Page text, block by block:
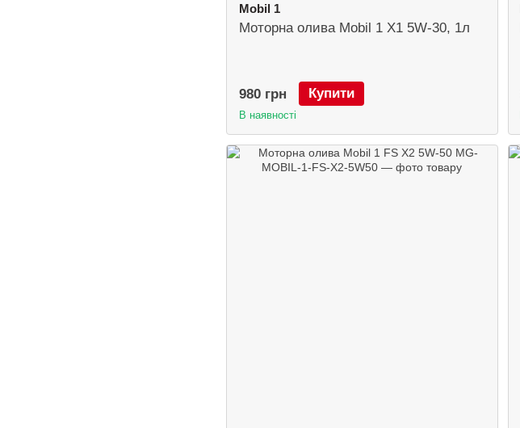
Mobil 1
Моторна олива Mobil 1 X1 5W-30, 1л
980 грн Купити
В наявності